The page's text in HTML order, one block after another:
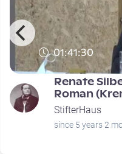
01:41:30
Renate
Roman
StifterHaus
since 5 years 2